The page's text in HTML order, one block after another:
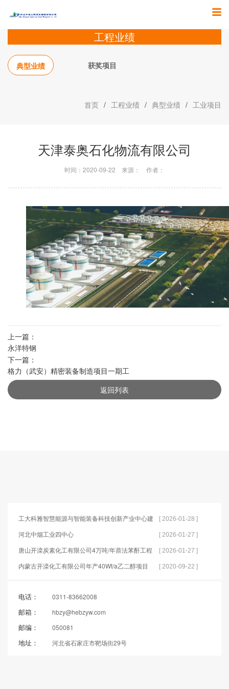
工程业绩
典型业绩 获奖项目
首页 / 工程业绩 / 典型业绩 / 工业项目
天津泰奥石化物流有限公司
时间：2020-09-22 来源： 作者：
上一篇：
永洋特钢
下一篇：
格力（武安）精密装备制造项目一期工
程
返回列表
工大科雅智慧能源与智能装备科技创新产业中心建
设项目
[ 2026-01-28 ]
河北中烟工业四中心 [ 2026-01-27 ]
唐山开滦炭素化工有限公司4万吨/年萘法苯酐工程 [ 2026-01-27 ]
内蒙古开滦化工有限公司年产40Wt/a乙二醇项目 [ 2020-09-22 ]
电话： 0311-83662008
邮箱： hbzy@hebzyw.com
邮编： 050081
地址： 河北省石家庄市靶场街29号